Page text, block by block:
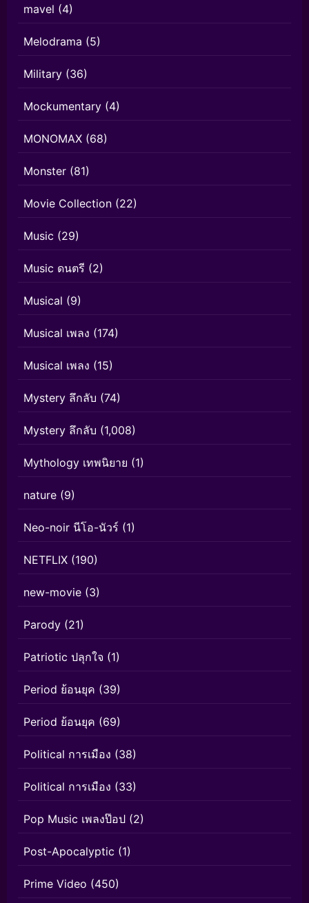
mavel (4)
Melodrama (5)
Military (36)
Mockumentary (4)
MONOMAX (68)
Monster (81)
Movie Collection (22)
Music (29)
Music ดนตรี (2)
Musical (9)
Musical เพลง (174)
Musical เพลง (15)
Mystery ลึกลับ (74)
Mystery ลึกลับ (1,008)
Mythology เทพนิยาย (1)
nature (9)
Neo-noir นีโอ-นัวร์ (1)
NETFLIX (190)
new-movie (3)
Parody (21)
Patriotic ปลุกใจ (1)
Period ย้อนยุค (39)
Period ย้อนยุค (69)
Political การเมือง (38)
Political การเมือง (33)
Pop Music เพลงป๊อป (2)
Post-Apocalyptic (1)
Prime Video (450)